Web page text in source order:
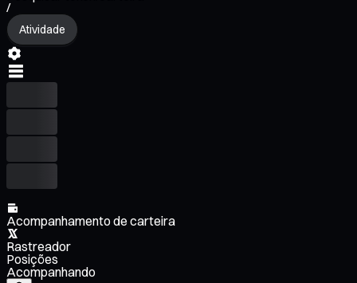
/
Atividade
Acompanhamento de carteira
Rastreador
Posições
Acompanhando